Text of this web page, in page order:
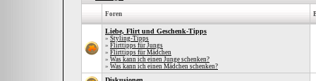
Foren
Liebe, Flirt und Geschenk-Tipps
» Styling-Tipps
» Flirttipps für Jungs
» Flirttipps für Mädchen
» Was kann ich einen Junge schenken?
» Was kann ich einen Mädchen schenken?